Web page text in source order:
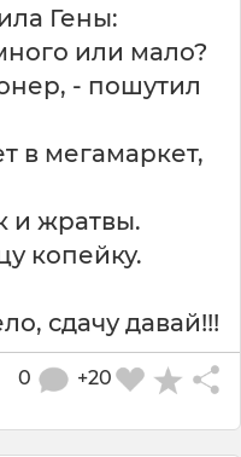
Гены:
или мало?
- пошутил
в мегамаркет,
и жратвы.
копейку.
сдачу давай!!!
+20
0